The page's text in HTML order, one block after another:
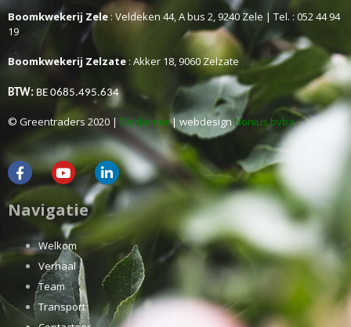
Boomkwekerij Zele: Veldeken 44, A bus 2, 9240 Zele | Tel. : 052 44 94
19
Boomkwekerij Zelzate : Akker 18, 9060 Zelzate
BTW: BE 0685.495.634
© Greentraders 2020 | Disclaimer| webdesignNonius bvba
Navigatie
Welkom
Verhaal
Team
Transport